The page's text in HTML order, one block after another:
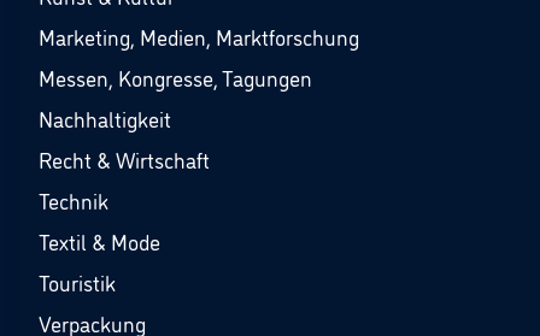
Marketing, Medien, Marktforschung
Messen, Kongresse, Tagungen
Nachhaltigkeit
Recht & Wirtschaft
Technik
Textil & Mode
Touristik
Verpackung